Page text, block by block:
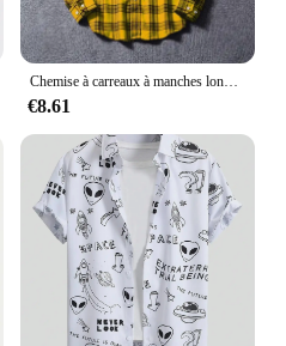
Chemise à carreaux à manches longues pour hommes, chemises à carreaux rouges, coton, automne, hiver, nouveau
€8.61